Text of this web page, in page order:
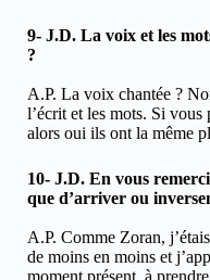
9- J.D. La voix et les
?
A.P. La voix chantée ?
l’écrit et les mots. Si
alors oui ils ont la même
10- J.D. En vous
que d’arriver ou
A.P. Comme Zoran,
de moins en moins et
moment présent, à